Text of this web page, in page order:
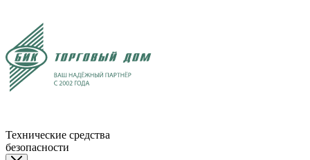
Технические средства
безопасности